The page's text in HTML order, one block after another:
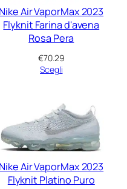
Nike Air VaporMax 2023
Flyknit Farina d'avena
Rosa Pera
€70.29
Scegli
Nike Air VaporMax 2023
Flyknit Platino Puro